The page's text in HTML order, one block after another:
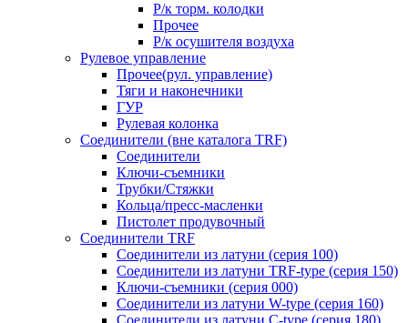
Р/к торм. колодки
Прочее
Р/к осушителя воздуха
Рулевое управление
Прочее(рул. управление)
Тяги и наконечники
ГУР
Рулевая колонка
Соединители (вне каталога TRF)
Соединители
Ключи-cъемники
Трубки/Стяжки
Кольца/пресс-масленки
Пистолет продувочный
Соединители TRF
Соединители из латуни (серия 100)
Соединители из латуни TRF-type (серия 150)
Ключи-съемники (серия 000)
Соединители из латуни W-type (серия 160)